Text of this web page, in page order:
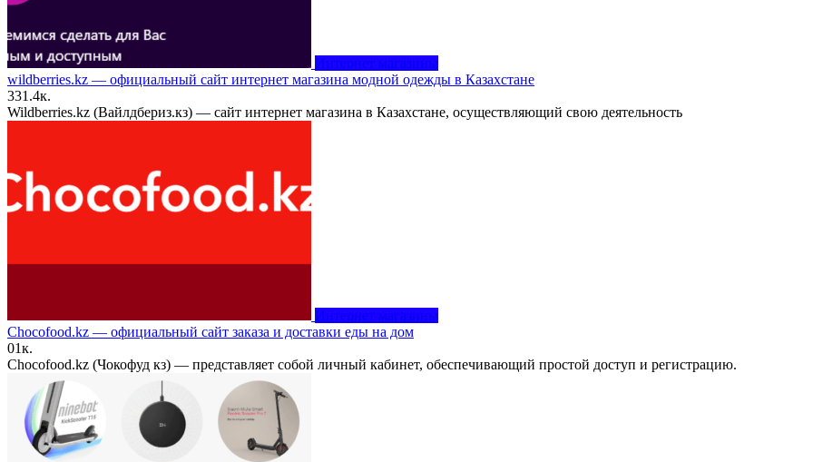
Интернет магазины
wildberries.kz — официальный сайт интернет магазина модной одежды в Казахстане
331.4к.
Wildberries.kz (Вайлдбериз.кз) — сайт интернет магазина в Казахстане, осуществляющий свою деятельность
Интернет магазины
Chocofood.kz — официальный сайт заказа и доставки еды на дом
01к.
Chocofood.kz (Чокофуд кз) — представляет собой личный кабинет, обеспечивающий простой доступ и регистрацию.